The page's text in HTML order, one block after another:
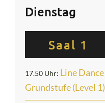
Dienstag
Saal 1
17.50 Uhr: Line Dance
Grundstufe (Level 1)